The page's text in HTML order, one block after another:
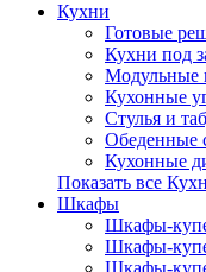
Кухни
Готовые
Кухни под
Модульные
Кухонные
Стулья и
Обеденные
Кухонные
Показать все
Шкафы
Шкафы-
Шкафы-
Шкафы-